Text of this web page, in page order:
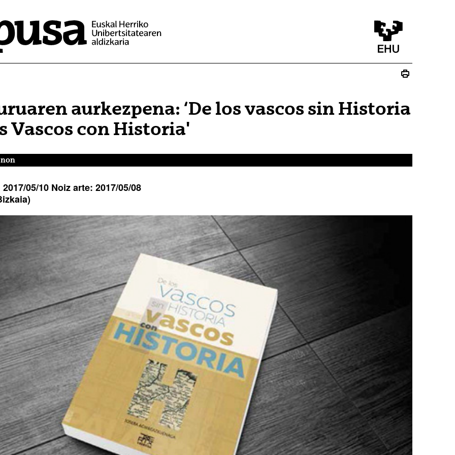
aurkezpena: ‘De los vascos sin Historia
Vascos con Historia'
2017/05/10 Noiz arte: 2017/05/08